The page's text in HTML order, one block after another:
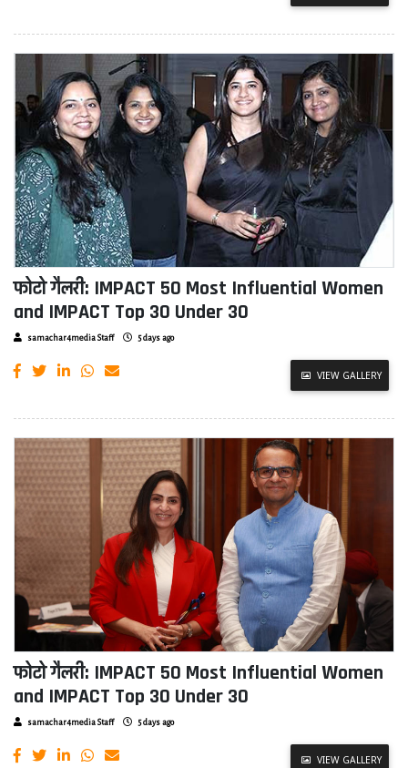
फोटो गैलरी: IMPACT 50 Most Influential Women
and IMPACT Top 30 Under 30
samachar4media Staff 5 days ago
VIEW GALLERY
फोटो गैलरी: IMPACT 50 Most Influential Women
and IMPACT Top 30 Under 30
samachar4media Staff 5 days ago
VIEW GALLERY